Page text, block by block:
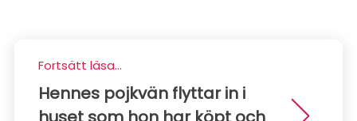
Fortsätt läsa...
Hennes pojkvän flyttar in i